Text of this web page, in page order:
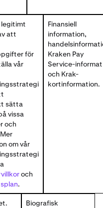
legitimt
att
för
vår
sätta
vissa
och
om vår
och
.
Finansiell
information,
Kraken Pay
Service-
och Krak-
kortinformation.
Biografisk